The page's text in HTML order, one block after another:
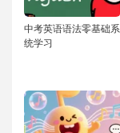
中考英语语法零基础系
统学习